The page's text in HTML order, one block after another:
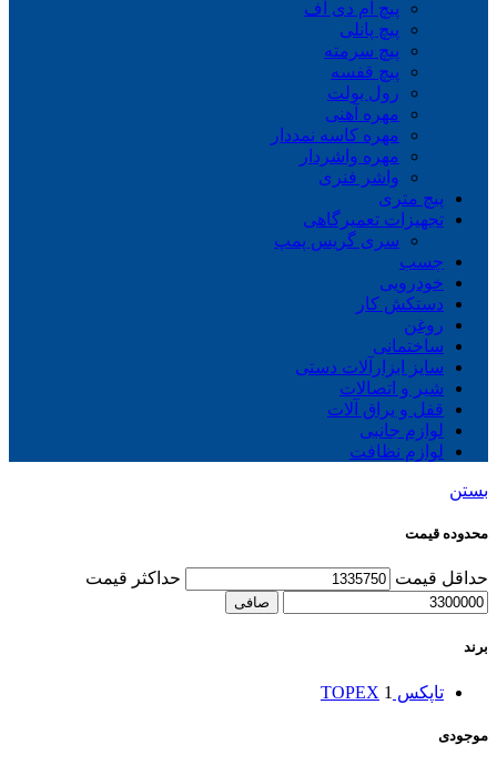
پیچ ام دی اف
پیچ پانلی
پیچ سرمته
پیچ قفسه
رول بولت
مهره آهنی
مهره کاسه نمددار
مهره واشردار
واشر فنری
پیچ متری
تجهیزات تعمیرگاهی
سری گریس پمپ
چسب
خودرویی
دستکش کار
روغن
ساختمانی
سایز ابزارآلات دستی
شیر و اتصالات
قفل و یراق آلات
لوازم جانبی
لوازم نظافت
بستن
محدوده قیمت
حداقل قیمت حداكثر قيمت
صافی
برند
تاپکس TOPEX 1
موجودی